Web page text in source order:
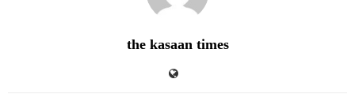
the kasaan times